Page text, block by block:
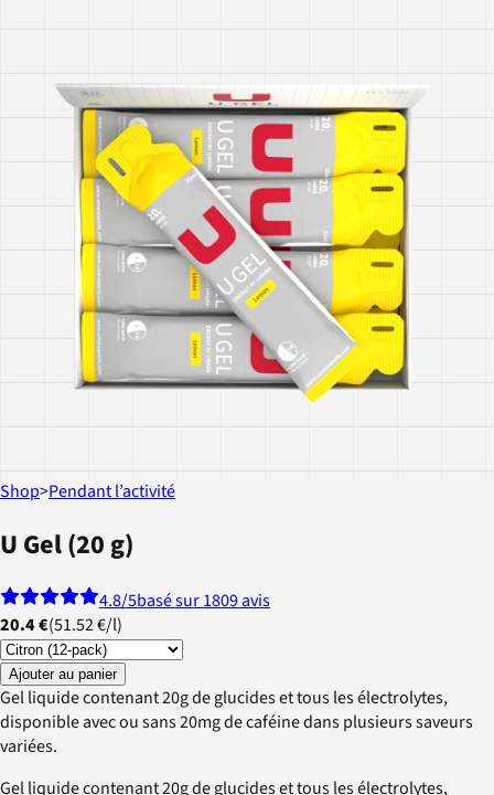
Shop>Pendant l’activité
U Gel (20 g)
4.8/5basé sur 1809 avis
20.4 €(51.52 €/l)
Ajouter au panier
Gel liquide contenant 20g de glucides et tous les électrolytes,
disponible avec ou sans 20mg de caféine dans plusieurs saveurs
variées.
Gel liquide contenant 20g de glucides et tous les électrolytes,